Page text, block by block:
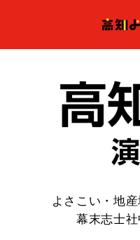
よさこい・地
幕末志士社